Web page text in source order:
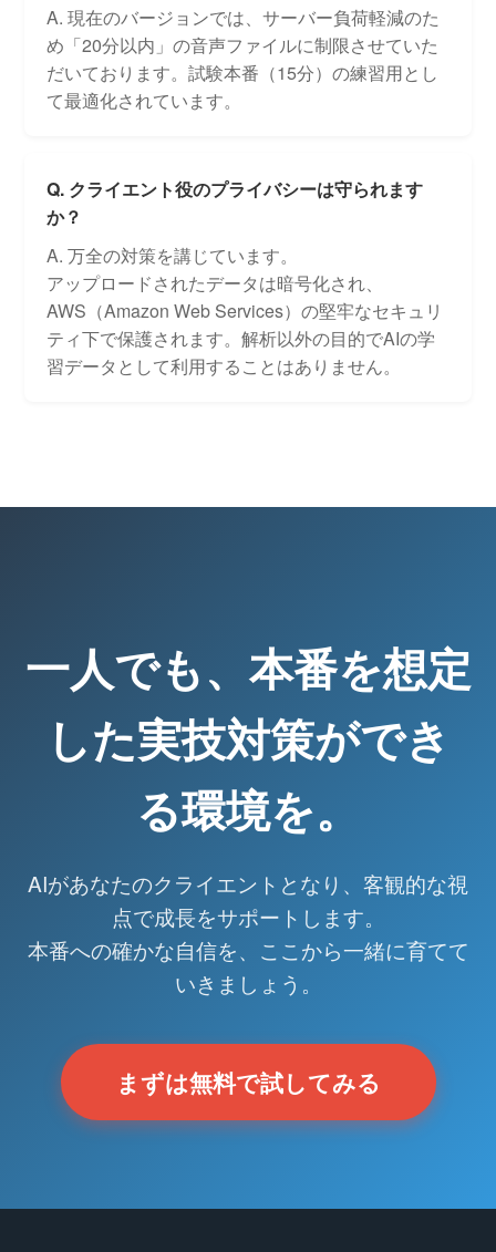
A. 現在のバージョンでは、サーバー負荷軽減のた
め「20分以内」の音声ファイルに制限させていた
だいております。試験本番（15分）の練習用とし
て最適化されています。
Q. クライエント役のプライバシーは守られます
か？
A. 万全の対策を講じています。
アップロードされたデータは暗号化され、
AWS（Amazon Web Services）の堅牢なセキュリ
ティ下で保護されます。解析以外の目的でAIの学
習データとして利用することはありません。
一人でも、本番を想定
した実技対策ができ
る環境を。
AIがあなたのクライエントとなり、客観的な視
点で成長をサポートします。
本番への確かな自信を、ここから一緒に育てて
いきましょう。
まずは無料で試してみる